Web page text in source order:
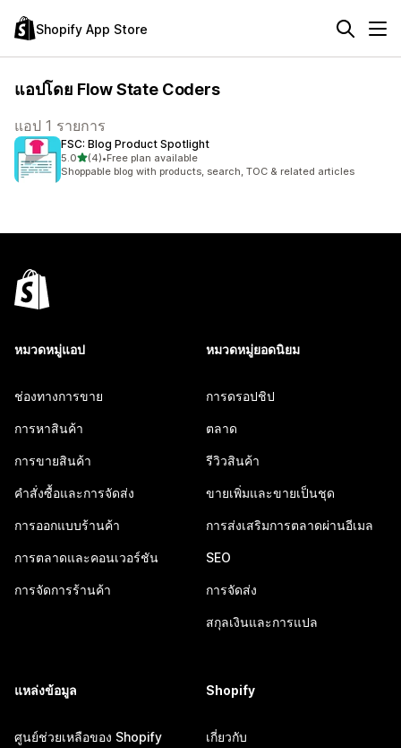
Shopify App Store
แอปโดย Flow State Coders
แอป 1 รายการ
FSC: Blog Product Spotlight
5.0เต็ม 5 ดาว
(4)
ทั้งหมด 4 รีวิว
•Free plan available
Shoppable blog with products, search, TOC & related articles
หมวดหมู่แอป
ช่องทางการขาย
การหาสินค้า
การขายสินค้า
คำสั่งซื้อและการจัดส่ง
การออกแบบร้านค้า
การตลาดและคอนเวอร์ชัน
การจัดการร้านค้า
หมวดหมู่ยอดนิยม
การดรอปชิป
ตลาด
รีวิวสินค้า
ขายเพิ่มและขายเป็นชุด
การส่งเสริมการตลาดผ่านอีเมล
SEO
การจัดส่ง
สกุลเงินและการแปล
แหล่งข้อมูล
ศูนย์ช่วยเหลือของ Shopify
Shopify
เกี่ยวกับ